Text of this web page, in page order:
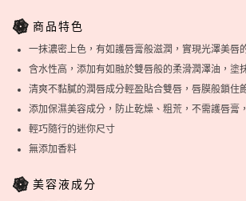
商品特色
一抹濃密上色，有如護唇膏般滋潤，實現光澤美唇
含水性高，添加有如融於雙唇般的柔滑潤澤油，塗
清爽不黏膩的潤唇成分輕盈貼合雙唇，唇膜般鎖住
添加保濕美容成分，防止乾燥、粗荒，不需護唇膏
輕巧隨行的迷你尺寸
無添加香料
美容液成分